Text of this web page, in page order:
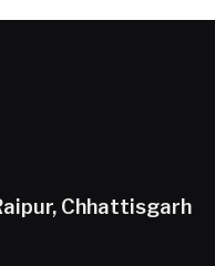
Chhattisgarh